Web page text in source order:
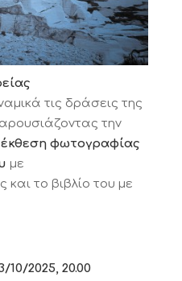
τις δράσεις της
την
έκθεση φωτογραφίας
με
και το βιβλίο του με
2025, 20.00